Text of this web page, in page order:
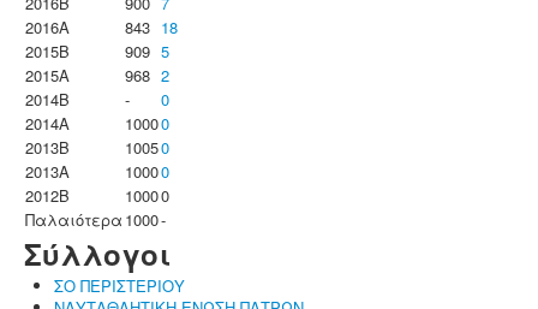
2016A
843 18
2015B
909 5
2015A
968 2
2014B
-
0
2014A
10000
2013B
10050
2013A
10000
2012B
10000
Παλαιότερα 1000-
Σύλλογοι
ΣΟ ΠΕΡΙΣΤΕΡΙΟΥ